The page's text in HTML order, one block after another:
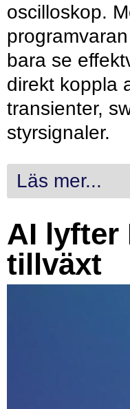
oscilloskop.
bara se
direkt koppla
transienter,
styrsignaler.
Läs mer...
AI lyfter
tillväxt